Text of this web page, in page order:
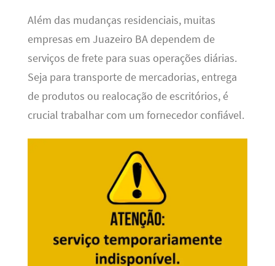
Além das mudanças residenciais, muitas
empresas em Juazeiro BA dependem de
serviços de frete para suas operações diárias.
Seja para transporte de mercadorias, entrega
de produtos ou realocação de escritórios, é
crucial trabalhar com um fornecedor confiável.